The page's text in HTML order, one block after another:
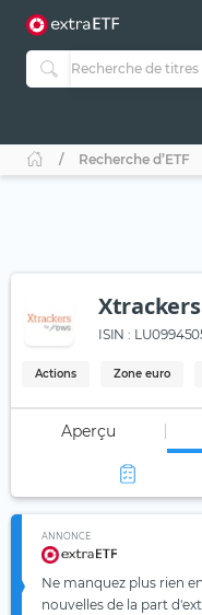
Recherche d’ETF
Xtrackers
ISIN :
Actions Zone euro
Aperçu
ANNONCE
Ne manquez plus rien
nouvelles de la part